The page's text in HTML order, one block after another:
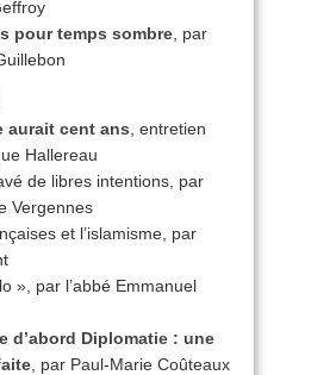
pour temps sombre , par
aurait cent ans , entretien
Hallereau
de libres intentions, par
Vergennes
et l’islamisme, par
», par l’abbé Emmanuel
d’abord Diplomatie : une
, par Paul-Marie Coûteaux